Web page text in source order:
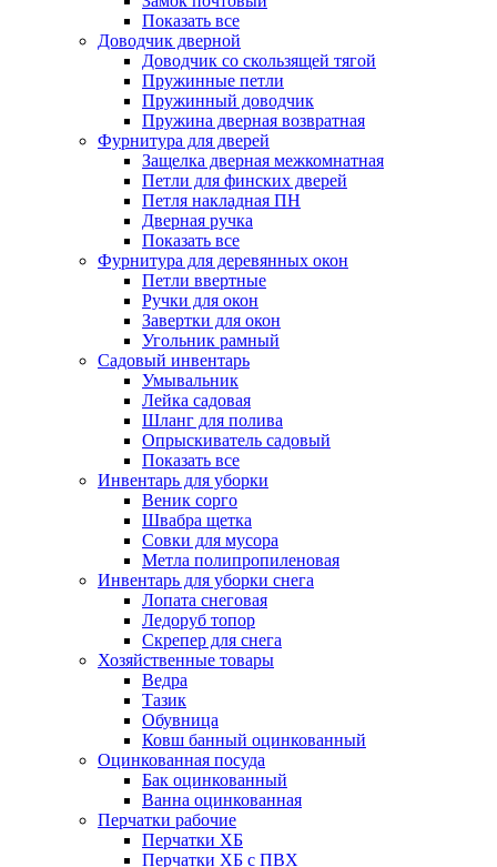
Показать все
Доводчик дверной
Доводчик со скользящей тягой
Пружинные петли
Пружинный доводчик
Пружина дверная возвратная
Фурнитура для дверей
Защелка дверная межкомнатная
Петли для финских дверей
Петля накладная ПН
Дверная ручка
Показать все
Фурнитура для деревянных окон
Петли ввертные
Ручки для окон
Завертки для окон
Угольник рамный
Садовый инвентарь
Умывальник
Лейка садовая
Шланг для полива
Опрыскиватель садовый
Показать все
Инвентарь для уборки
Веник сорго
Швабра щетка
Совки для мусора
Метла полипропиленовая
Инвентарь для уборки снега
Лопата снеговая
Ледоруб топор
Скрепер для снега
Хозяйственные товары
Ведра
Тазик
Обувница
Ковш банный оцинкованный
Оцинкованная посуда
Бак оцинкованный
Ванна оцинкованная
Перчатки рабочие
Перчатки ХБ
Перчатки ХБ с ПВХ